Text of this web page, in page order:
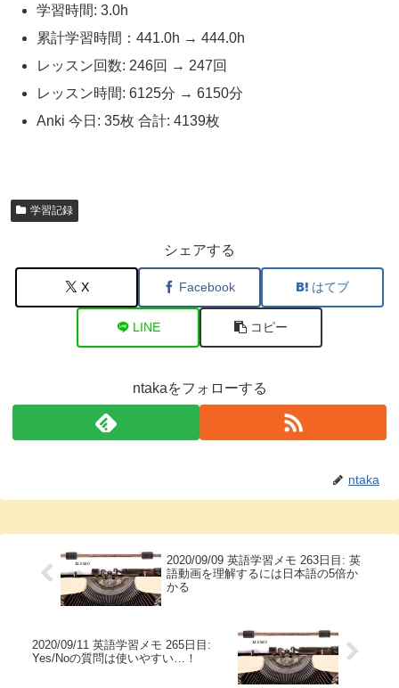
学習時間: 3.0h
累計学習時間：441.0h → 444.0h
レッスン回数: 246回 → 247回
レッスン時間: 6125分 → 6150分
Anki 今日: 35枚 合計: 4139枚
学習記録
シェアする
X Facebook はてブ
LINE コピー
ntakaをフォローする
ntaka
2020/09/09 英語学習メモ 263日目: 英
語動画を理解するには日本語の5倍か
かる
2020/09/11 英語学習メモ 265日目:
Yes/Noの質問は使いやすい…！